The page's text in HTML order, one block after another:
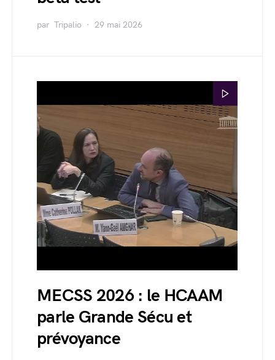
par Tripalio 29 mai 2026
MECSS 2026 : le HCAAM
parle Grande Sécu et
prévoyance